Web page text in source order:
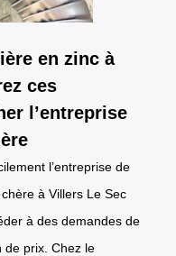
en zinc à
ces
l’entreprise
l’entreprise de
à Villers Le Sec
à des demandes de
de prix. Chez le